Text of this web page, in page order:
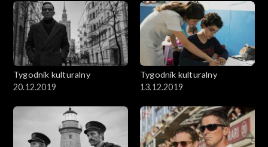
Tygodnik kulturalny
20.12.2019
Tygodnik kulturalny
13.12.2019